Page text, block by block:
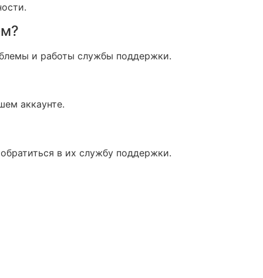
и работы службы поддержки.
аккаунте.
в их службу поддержки.